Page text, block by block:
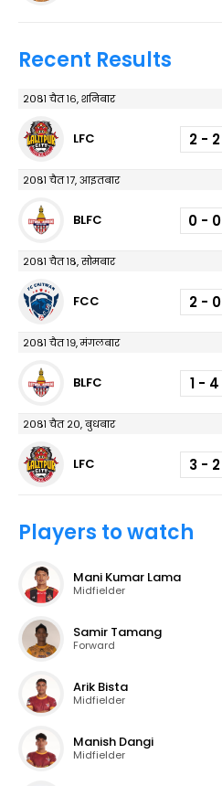
Recent Results
२०८१ चैत १६, शनिबार
LFC 2 - 2
२०८१ चैत १७, आइतबार
BLFC 0 - 0
२०८१ चैत १८, सोमबार
FCC 2 - 0
२०८१ चैत १९, मंगलबार
BLFC 1 - 4
२०८१ चैत २०, बुधबार
LFC 3 - 2
Players to watch
Mani Kumar Lama
Midfielder
Samir Tamang
Forward
Arik Bista
Midfielder
Manish Dangi
Midfielder